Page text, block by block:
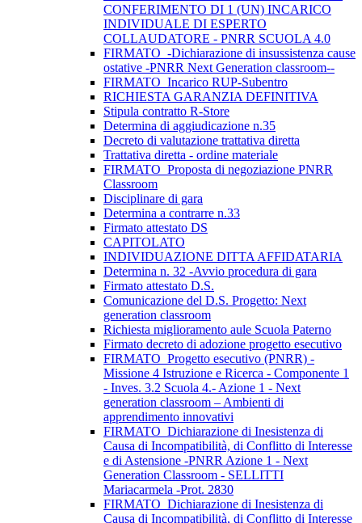
CONFERIMENTO DI 1 (UN) INCARICO
INDIVIDUALE DI ESPERTO
COLLAUDATORE - PNRR SCUOLA 4.0
FIRMATO_-Dichiarazione di insussistenza cause
ostative -PNRR Next Generation classroom--
FIRMATO_Incarico RUP-Subentro
RICHIESTA GARANZIA DEFINITIVA
Stipula contratto R-Store
Determina di aggiudicazione n.35
Decreto di valutazione trattativa diretta
Trattativa diretta - ordine materiale
FIRMATO_Proposta di negoziazione PNRR
Classroom
Disciplinare di gara
Determina a contrarre n.33
Firmato attestato DS
CAPITOLATO
INDIVIDUAZIONE DITTA AFFIDATARIA
Determina n. 32 -Avvio procedura di gara
Firmato attestato D.S.
Comunicazione del D.S. Progetto: Next
generation classroom
Richiesta miglioramento aule Scuola Paterno
Firmato decreto di adozione progetto esecutivo
FIRMATO_Progetto esecutivo (PNRR) -
Missione 4 Istruzione e Ricerca - Componente 1
- Inves. 3.2 Scuola 4.- Azione 1 - Next
generation classroom – Ambienti di
apprendimento innovativi
FIRMATO_Dichiarazione di Inesistenza di
Causa di Incompatibilità, di Conflitto di Interesse
e di Astensione -PNRR Azione 1 - Next
Generation Classroom - SELLITTI
Mariacarmela -Prot. 2830
FIRMATO_Dichiarazione di Inesistenza di
Causa di Incompatibilità, di Conflitto di Interesse